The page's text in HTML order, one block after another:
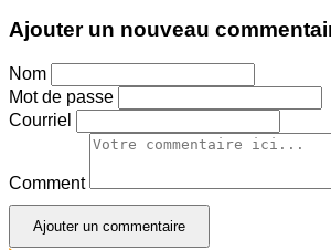
Ajouter un nouveau
Nom
Mot de passe
Courriel
Comment
Ajouter un commentaire